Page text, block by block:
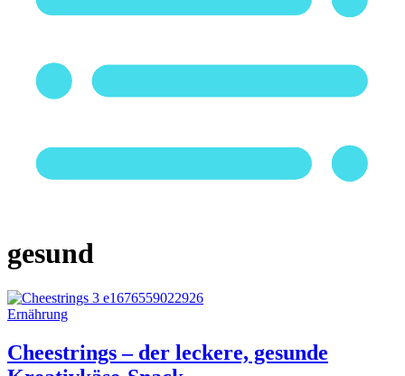
gesund
Ernährung
Cheestrings – der leckere, gesunde